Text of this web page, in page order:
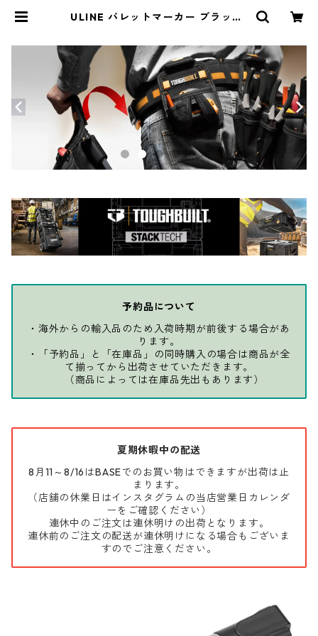
ULINE パレットマーカー ブラック/
予約品について
・海外からの輸入品のため入荷時期が前後する場合があ
ります。
・「予約品」と「在庫品」の同時購入の場合は商品が全
て揃ってから出荷させていただきます。
（商品によっては在庫品先出もあります）
夏期休暇中の配送
8月11～8/16はBASEでのお買い物はできますが出荷は止
まります。
（店舗の休業日はインスタグラムの当店営業日カレンダ
ーをご確認ください）
連休中のご注文は連休明けの出荷となります。
連休前のご注文の配送が連休明けになる場合もございま
すのでご注意ください。